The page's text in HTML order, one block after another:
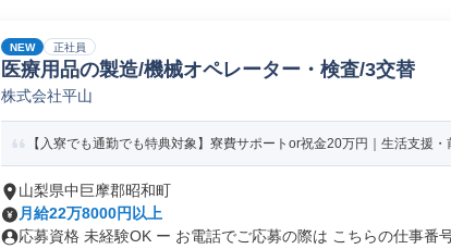
NEW 正社員
医療用品の製造/機械オペレーター・検査/3交替
株式会社平山
【入寮でも通勤でも特典対象】寮費サポートor祝金20万円｜生活支援
山梨県中巨摩郡昭和町
月給22万8000円以上
応募資格 未経験OK ー お電話でご応募の際は こちらの仕事番号